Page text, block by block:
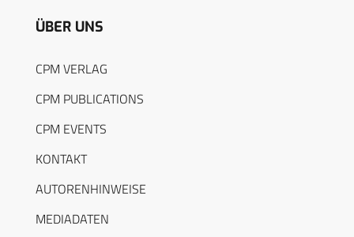
ÜBER UNS
CPM VERLAG
CPM PUBLICATIONS
CPM EVENTS
KONTAKT
AUTORENHINWEISE
MEDIADATEN